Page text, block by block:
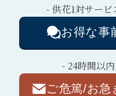
- 供花1対サー
お得な事
- 24時間以
ご危篤/お急